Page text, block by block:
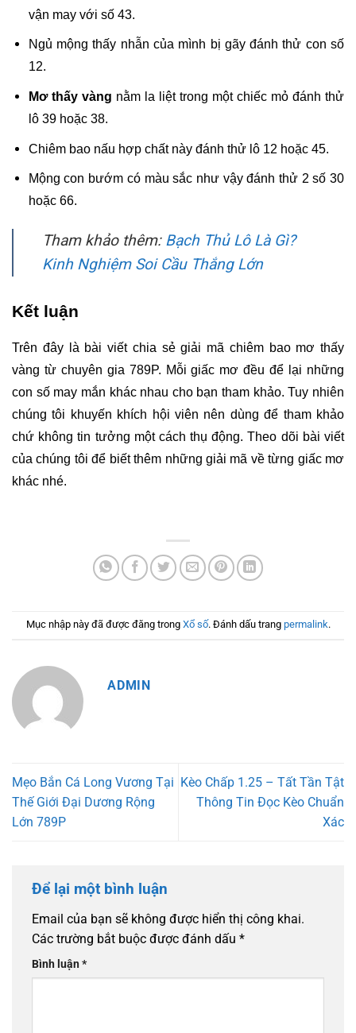
vận may với số 43.
Ngủ mộng thấy nhẫn của mình bị gãy đánh thử con số
12.
Mơ thấy vàng nằm la liệt trong một chiếc mỏ đánh thử
lô 39 hoặc 38.
Chiêm bao nấu hợp chất này đánh thử lô 12 hoặc 45.
Mộng con bướm có màu sắc như vậy đánh thử 2 số 30
hoặc 66.
Tham khảo thêm: Bạch Thủ Lô Là Gì?
Kinh Nghiệm Soi Cầu Thắng Lớn
Kết luận
Trên đây là bài viết chia sẻ giải mã chiêm bao mơ thấy
vàng từ chuyên gia 789P. Mỗi giấc mơ đều để lại những
con số may mắn khác nhau cho bạn tham khảo. Tuy nhiên
chúng tôi khuyến khích hội viên nên dùng để tham khảo
chứ không tin tưởng một cách thụ động. Theo dõi bài viết
của chúng tôi để biết thêm những giải mã về từng giấc mơ
khác nhé.
Mục nhập này đã được đăng trong Xổ số. Đánh dấu trang permalink.
ADMIN
Mẹo Bắn Cá Long Vương Tại
Thế Giới Đại Dương Rộng
Lớn 789P
Kèo Chấp 1.25 – Tất Tần Tật
Thông Tin Đọc Kèo Chuẩn
Xác
Để lại một bình luận
Email của bạn sẽ không được hiển thị công khai.
Các trường bắt buộc được đánh dấu *
Bình luận*